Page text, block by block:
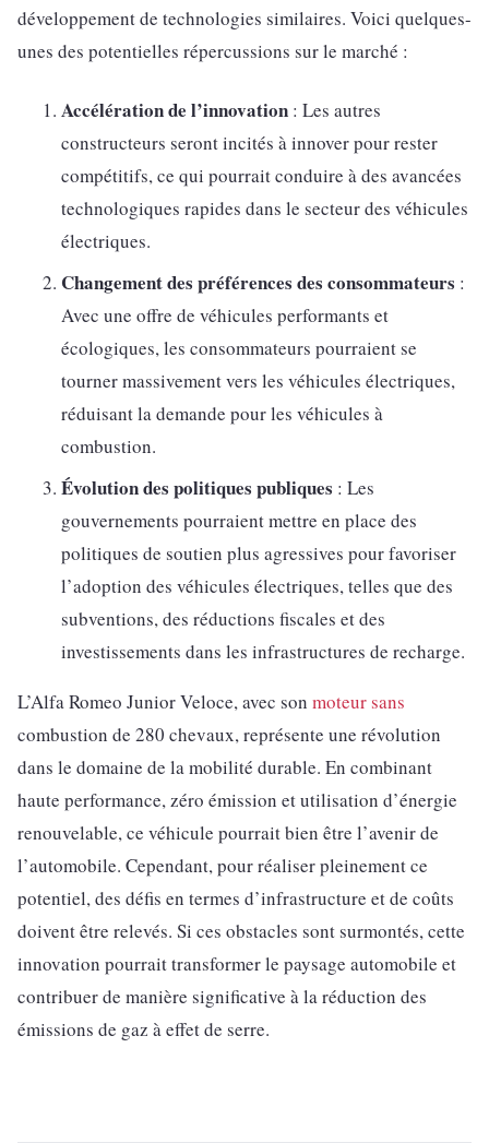
développement de technologies similaires. Voici quelques-
unes des potentielles répercussions sur le marché :
Accélération de l’innovation : Les autres
constructeurs seront incités à innover pour rester
compétitifs, ce qui pourrait conduire à des avancées
technologiques rapides dans le secteur des véhicules
électriques.
Changement des préférences des consommateurs :
Avec une offre de véhicules performants et
écologiques, les consommateurs pourraient se
tourner massivement vers les véhicules électriques,
réduisant la demande pour les véhicules à
combustion.
Évolution des politiques publiques : Les
gouvernements pourraient mettre en place des
politiques de soutien plus agressives pour favoriser
l’adoption des véhicules électriques, telles que des
subventions, des réductions fiscales et des
investissements dans les infrastructures de recharge.
L’Alfa Romeo Junior Veloce, avec son moteur sans
combustion de 280 chevaux, représente une révolution
dans le domaine de la mobilité durable. En combinant
haute performance, zéro émission et utilisation d’énergie
renouvelable, ce véhicule pourrait bien être l’avenir de
l’automobile. Cependant, pour réaliser pleinement ce
potentiel, des défis en termes d’infrastructure et de coûts
doivent être relevés. Si ces obstacles sont surmontés, cette
innovation pourrait transformer le paysage automobile et
contribuer de manière significative à la réduction des
émissions de gaz à effet de serre.